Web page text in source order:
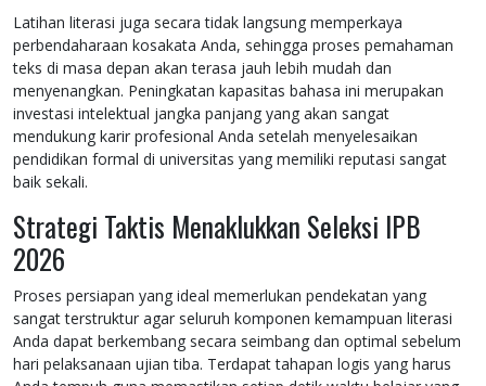
Latihan literasi juga secara tidak langsung memperkaya
perbendaharaan kosakata Anda, sehingga proses pemahaman
teks di masa depan akan terasa jauh lebih mudah dan
menyenangkan. Peningkatan kapasitas bahasa ini merupakan
investasi intelektual jangka panjang yang akan sangat
mendukung karir profesional Anda setelah menyelesaikan
pendidikan formal di universitas yang memiliki reputasi sangat
baik sekali.
Strategi Taktis Menaklukkan Seleksi IPB
2026
Proses persiapan yang ideal memerlukan pendekatan yang
sangat terstruktur agar seluruh komponen kemampuan literasi
Anda dapat berkembang secara seimbang dan optimal sebelum
hari pelaksanaan ujian tiba. Terdapat tahapan logis yang harus